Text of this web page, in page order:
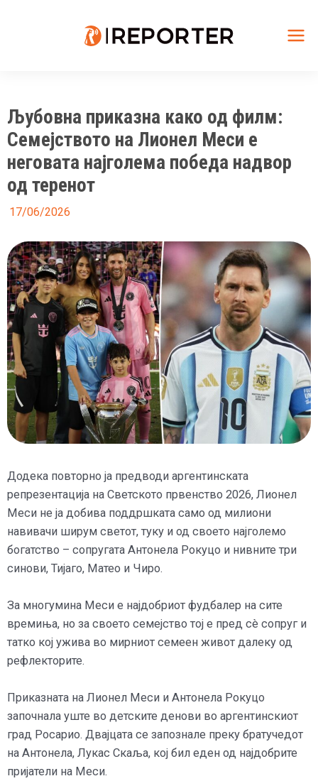
Љубовна приказна како од филм:
Семејството на Лионел Меси е
неговата најголема победа надвор
од теренот
17/06/2026
Додека повторно ја предводи аргентинската
репрезентација на Светското првенство 2026, Лионел
Меси не ја добива поддршката само од милиони
навивачи ширум светот, туку и од своето најголемо
богатство – сопругата Антонела Рокуцо и нивните три
синови, Тијаго, Матео и Чиро.
За многумина Меси е најдобриот фудбалер на сите
времиња, но за своето семејство тој е пред сè сопруг и
татко кој ужива во мирниот семеен живот далеку од
рефлекторите.
Приказната на Лионел Меси и Антонела Рокуцо
започнала уште во детските денови во аргентинскиот
град Росарио. Двајцата се запознале преку братучедот
на Антонела, Лукас Скаља, кој бил еден од најдобрите
пријатели на Меси.